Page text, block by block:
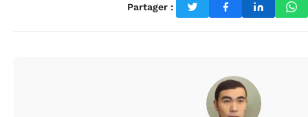
Partager :